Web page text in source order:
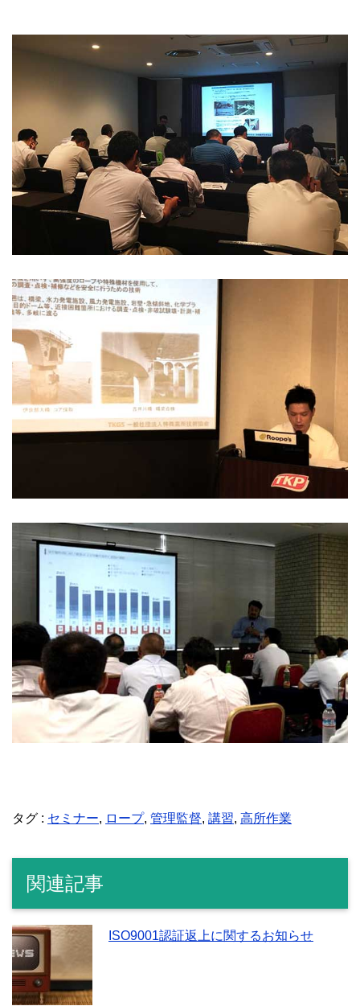
タグ : セミナー, ロープ, 管理監督, 講習, 高所作業
関連記事
ISO9001認証返上に関するお知らせ